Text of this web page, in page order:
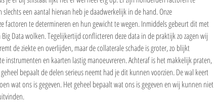
een aantal hiervan heb je daadwerkelijk in de hand. Onze
factoren te determineren en hun gewicht te wegen. Inmiddels gebeurt dit met
Data wolken. Tegelijkertijd conflicteren deze data in de praktijk zo zagen wij
de ziekte en overlijden, maar de collaterale schade is groter, zo blijkt
instrumenten en kaarten lastig manoeuvreren. Achteraf is het makkelijk praten,
bepaalt de delen serieus neemt had je dit kunnen voorzien. De wal keert
wat ons is gegeven. Het geheel bepaalt wat ons is gegeven en wij kunnen niet